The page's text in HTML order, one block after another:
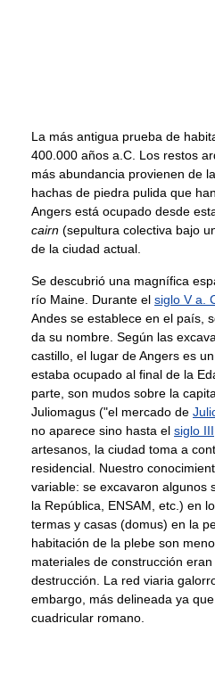
La más antigua prueba de
400.000 años a.C. Los restos
más abundancia provienen de
hachas de piedra pulida que
Angers está ocupado desde
cairn (sepultura colectiva bajo
de la ciudad actual.
Se descubrió una magnífica
río Maine. Durante el siglo V a.
Andes se establece en el país,
da su nombre. Según las
castillo, el lugar de Angers es un
estaba ocupado al final de la
parte, son mudos sobre la
Juliomagus ("el mercado de
no aparece sino hasta el siglo III
artesanos, la ciudad toma a
residencial. Nuestro
variable: se excavaron algunos
la República, ENSAM, etc.) en
termas y casas (domus) en la
habitación de la plebe son
materiales de construcción
destrucción. La red viaria
embargo, más delineada ya
cuadricular romano.